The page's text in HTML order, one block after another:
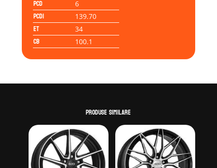
PCD 6
PCD1 139.70
ET 34
CB 100.1
Produse similare